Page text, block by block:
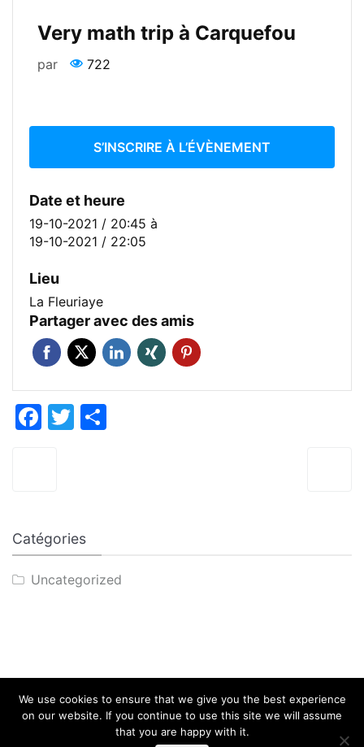
Catégories
Uncategorized
Very math trip à Carquefou
par 722
S’INSCRIRE À L’ÉVÈNEMENT
Date et heure
19-10-2021 / 20:45 à
19-10-2021 / 22:05
Lieu
La Fleuriaye
Partager avec des amis
Facebook
Twitter
We use cookies to ensure that we give you the best experience
on our website. If you continue to use this site we will assume
that you are happy with it.